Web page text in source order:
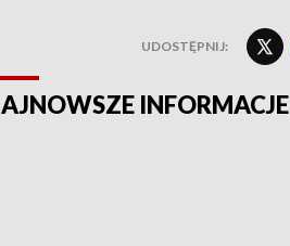
UDOSTĘPNIJ:
INFORMACJE